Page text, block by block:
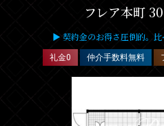
フレア本町
▶ 契約金のお得さ圧倒的。
礼金0 仲介手数料無料